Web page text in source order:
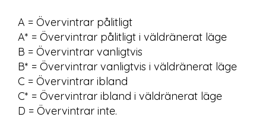
A = Övervintrar pålitligt
A* = Övervintrar pålitligt i väldränerat läge
B = Övervintrar vanligtvis
B* = Övervintrar vanligtvis i väldränerat läge
C = Övervintrar ibland
C* = Övervintrar ibland i väldränerat läge
D = Övervintrar inte.